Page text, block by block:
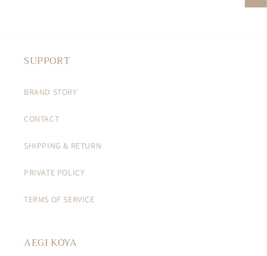
SUPPORT
BRAND STORY
CONTACT
SHIPPING & RETURN
PRIVATE POLICY
TERMS OF SERVICE
AEGI KOYA